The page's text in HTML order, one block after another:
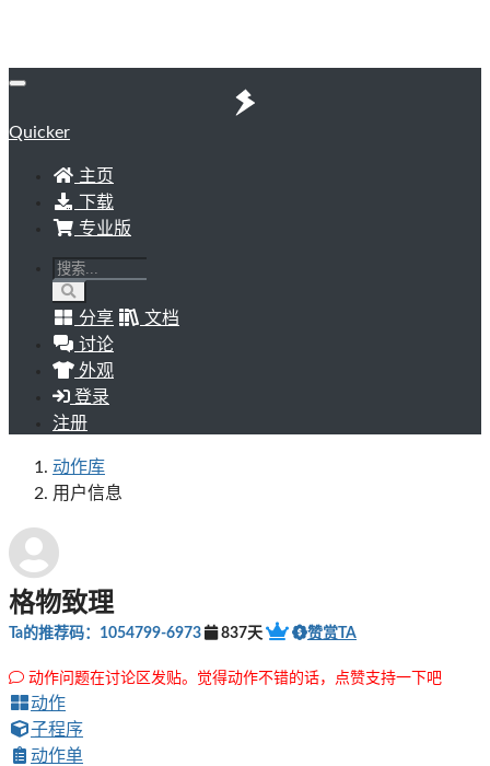
Quicker
主页
下载
专业版
分享
文档
讨论
外观
登录
注册
动作库
用户信息
格物致理
Ta的推荐码：1054799-6973 837天 赞赏TA
动作问题在讨论区发贴。觉得动作不错的话，点赞支持一下吧
动作
子程序
动作单